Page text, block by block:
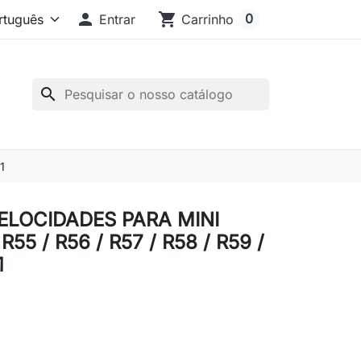
 Entrar shopping_cart Carrinho 0
search
PARA MINI
R55 / R56 / R57 / R58 / R59 /